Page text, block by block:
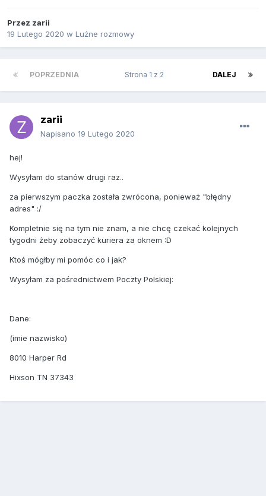
Przez zarii
19 Lutego 2020 w Luźne rozmowy
POPRZEDNIA DALEJ
Strona 1 z 2
zarii
Napisano 19 Lutego 2020
hej!
Wysyłam do stanów drugi raz..
za pierwszym paczka została zwrócona, ponieważ "błędny
adres" :/
Kompletnie się na tym nie znam, a nie chcę czekać kolejnych
tygodni żeby zobaczyć kuriera za oknem :D
Ktoś mógłby mi pomóc co i jak?
Wysyłam za pośrednictwem Poczty Polskiej:
Dane:
(imie nazwisko)
8010 Harper Rd
Hixson TN 37343